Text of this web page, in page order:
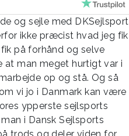
og sejle med DKSejlsport
ikke præcist hvad jeg fik
på forhånd og selve
at man meget hurtigt var i
op og stå. Og så
vi jo i Danmark kan være
ypperste sejlsports
i Dansk Sejlsports